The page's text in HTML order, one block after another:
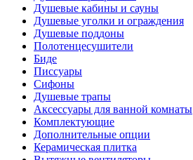
Душевые кабины и сауны
Душевые уголки и ограждения
Душевые поддоны
Полотенцесушители
Биде
Писсуары
Сифоны
Душевые трапы
Аксессуары для ванной комнаты
Комплектующие
Дополнительные опции
Керамическая плитка